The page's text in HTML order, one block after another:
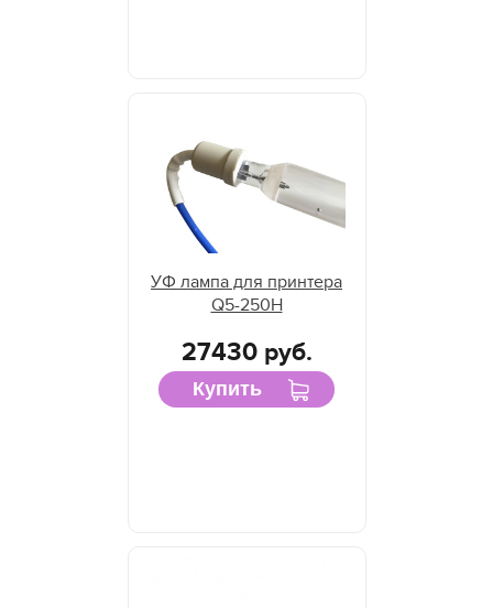
УФ лампа для принтера
Q5-250H
27430 руб.
Купить